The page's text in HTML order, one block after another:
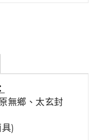
無鄉、太玄封
)